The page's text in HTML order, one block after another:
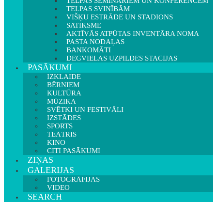
TELPAS SVINĪBĀM
VIŠĶU ESTRĀDE UN STADIONS
SATIKSME
AKTĪVĀS ATPŪTAS INVENTĀRA NOMA
PASTA NODAĻAS
BANKOMĀTI
DEGVIELAS UZPILDES STACIJAS
PASĀKUMI
IZKLAIDE
BĒRNIEM
KULTŪRA
MŪZIKA
SVĒTKI UN FESTIVĀLI
IZSTĀDES
SPORTS
TEĀTRIS
KINO
CITI PASĀKUMI
ZIŅAS
GALERIJAS
FOTOGRĀFIJAS
VIDEO
SEARCH